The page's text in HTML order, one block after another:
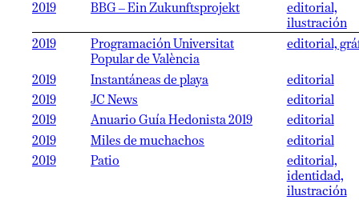
2019
BBG – Ein Zukunftsprojekt
editorial,
ilustración
2019
Programación Universitat
Popular de València
editorial,
2019 Instantáneas de playa
editorial
2019
JC News
editorial
2019
Anuario Guía Hedonista 2019
editorial
2019
Miles de muchachos
editorial
2019
Patio
editorial,
identidad,
ilustración